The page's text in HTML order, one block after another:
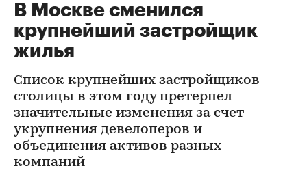
В Москве сменился
крупнейший застройщик
жилья
Список крупнейших застройщиков
столицы в этом году претерпел
значительные изменения за счет
укрупнения девелоперов и
объединения активов разных
компаний